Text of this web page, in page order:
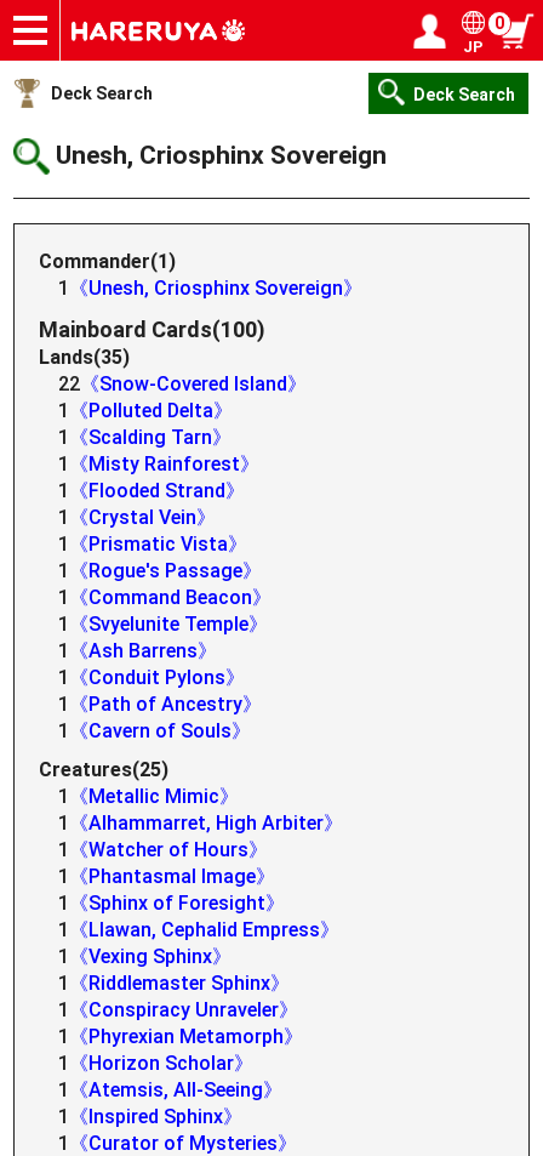
Onlineshop
Articles
Deck Search
Sponsored Players
Shop Info
Event Schedule
Help
Contact
JP
0
Deck Search Deck Search
Unesh, Criosphinx Sovereign
Commander(1)
1
《Unesh, Criosphinx Sovereign》
Mainboard Cards(100)
Lands(35)
22 《Snow-Covered Island》
1
《Polluted Delta》
1
《Scalding Tarn》
1
《Misty Rainforest》
1
《Flooded Strand》
1
《Crystal Vein》
1
《Prismatic Vista》
1
《Rogue's Passage》
1
《Command Beacon》
1
《Svyelunite Temple》
1
《Ash Barrens》
1
《Conduit Pylons》
1
《Path of Ancestry》
1
《Cavern of Souls》
Creatures(25)
1
《Metallic Mimic》
1
《Alhammarret, High Arbiter》
1
《Watcher of Hours》
1
《Phantasmal Image》
1
《Sphinx of Foresight》
1
《Llawan, Cephalid Empress》
1
《Vexing Sphinx》
1
《Riddlemaster Sphinx》
1
《Conspiracy Unraveler》
1
《Phyrexian Metamorph》
1
《Horizon Scholar》
1
《Atemsis, All-Seeing》
1
《Inspired Sphinx》
1
《Curator of Mysteries》